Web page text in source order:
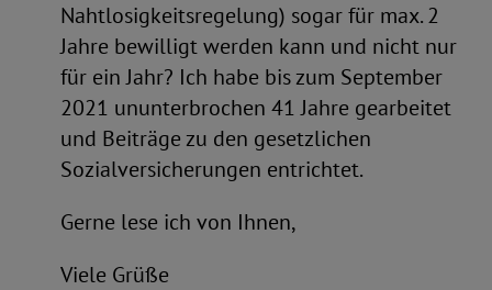
Nahtlosigkeitsregelung) sogar für max. 2
Jahre bewilligt werden kann und nicht nur
für ein Jahr? Ich habe bis zum September
2021 ununterbrochen 41 Jahre gearbeitet
und Beiträge zu den gesetzlichen
Sozialversicherungen entrichtet.
Gerne lese ich von Ihnen,
Viele Grüße